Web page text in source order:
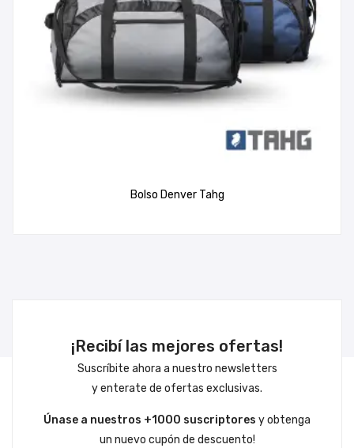
Bolso Denver Tahg
¡Recibí las mejores ofertas!
Suscríbite ahora a nuestro newsletters
y enterate de ofertas exclusivas.
Únase a nuestros +1000 suscriptores y obtenga
un nuevo cupón de descuento!